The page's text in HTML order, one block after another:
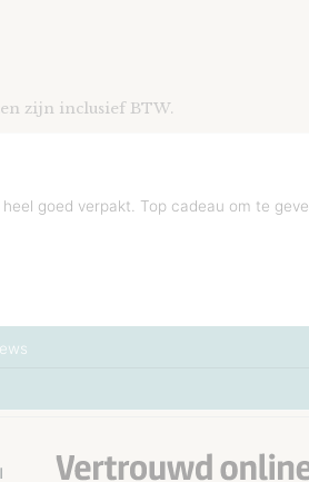
zijn inclusief BTW.